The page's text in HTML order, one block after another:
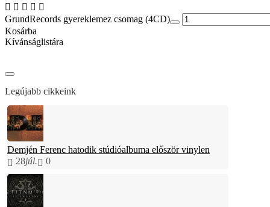
GrundRecords gyereklemez csomag (4CD)
Kosárba
Kívánságlistára
Legújabb cikkeink
Demjén Ferenc hatodik stúdióalbuma először vinylen
28júl. 0